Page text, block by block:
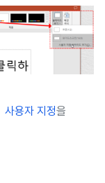
용자 지정을